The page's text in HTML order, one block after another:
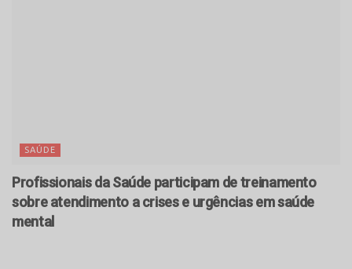
SAÚDE
Profissionais da Saúde participam de treinamento
sobre atendimento a crises e urgências em saúde
mental